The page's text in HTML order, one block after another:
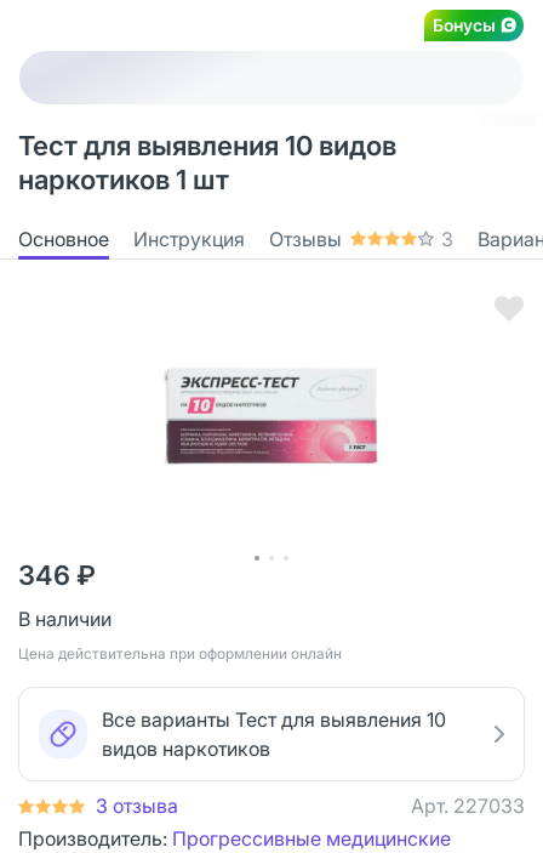
Бонусы
Тест для выявления 10 видов
наркотиков 1 шт
Основное Инструкция Отзывы 3
346 ₽
В наличии
Цена действительна при оформлении онлайн
Все варианты Тест для выявления 10
видов наркотиков
3 отзыва Арт. 227033
Производитель: Прогрессивные медицинские